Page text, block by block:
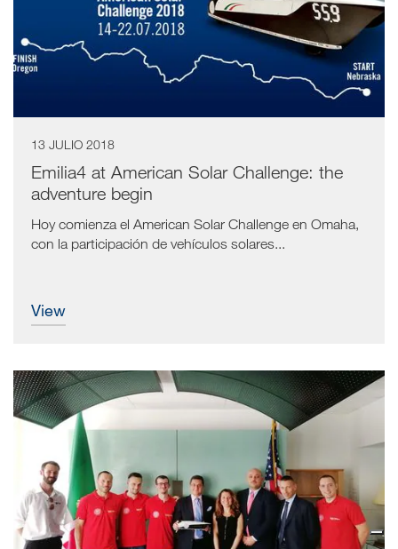
13 JULIO 2018
Emilia4 at American Solar Challenge: the
adventure begin
Hoy comienza el American Solar Challenge en Omaha,
con la participación de vehículos solares...
view